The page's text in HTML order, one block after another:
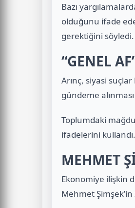
Bazı
olduğunu ifade
gerektiğini söyledi.
“GENEL
Arınç, siyasi
gündeme
Toplumdaki
ifadelerini kullandı.
MEHMET
Ekonomiye ilişkin
Mehmet